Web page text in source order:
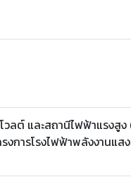
โวลต์ และสถานีไฟฟ้าแร
งการโรงไฟฟ้าพลังงานแ